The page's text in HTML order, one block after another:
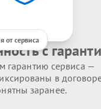
от сервиса
с
гарантию сервиса —
в
заранее.